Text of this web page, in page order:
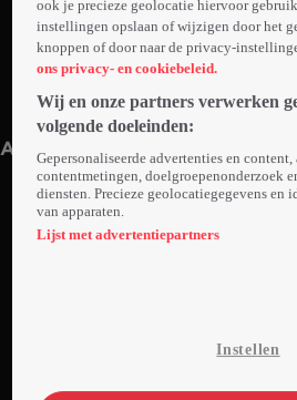
Trailer: Verliefd Op Bali
Anderen kijken ook
ook je precieze geolocatie hiervoor
instellingen opslaan of wijzigen door het
knoppen of door naar de privacy-
ons privacy- en cookiebeleid.
Wij en onze partners verwerken
volgende doeleinden:
Gepersonaliseerde advertenties en
contentmetingen, doelgroepenonderzoek
diensten. Precieze geolocatiegegevens en
van apparaten.
Lijst met advertentiepartners
Instellen